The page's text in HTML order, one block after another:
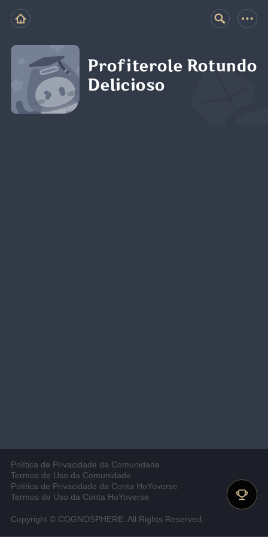
Profiterole Rotundo
Delicioso
Política de Privacidade da Comunidade
Termos de Uso da Comunidade
Política de Privacidade da Conta HoYoverse
Termos de Uso da Conta HoYoverse
Copyright © COGNOSPHERE. All Rights Reserved.